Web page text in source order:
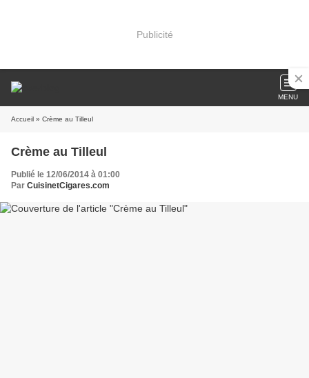
Publicité
MENU
Accueil » Crème au Tilleul
Crème au Tilleul
Publié le 12/06/2014 à 01:00
Par CuisinetCigares.com